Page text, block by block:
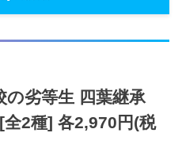
の劣等生 四葉継承
2種] 各2,970円(税